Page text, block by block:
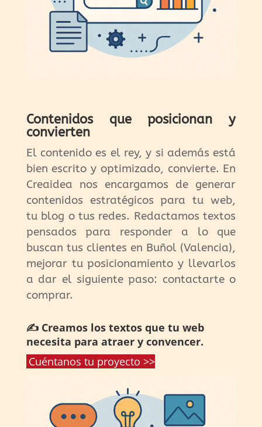
Contenidos que posicionan y
convierten
El contenido es el rey, y si además está
bien escrito y optimizado, convierte. En
Creaidea nos encargamos de generar
contenidos estratégicos para tu web,
tu blog o tus redes. Redactamos textos
pensados para responder a lo que
buscan tus clientes en Buñol (Valencia),
mejorar tu posicionamiento y llevarlos
a dar el siguiente paso: contactarte o
comprar.
✍️ Creamos los textos que tu web
necesita para atraer y convencer.
Cuéntanos tu proyecto >>